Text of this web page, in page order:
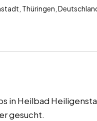
Thüringen,
in Heilbad
gesucht.